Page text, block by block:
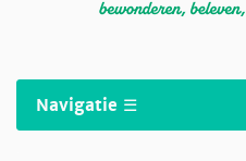
Navigatie ☰